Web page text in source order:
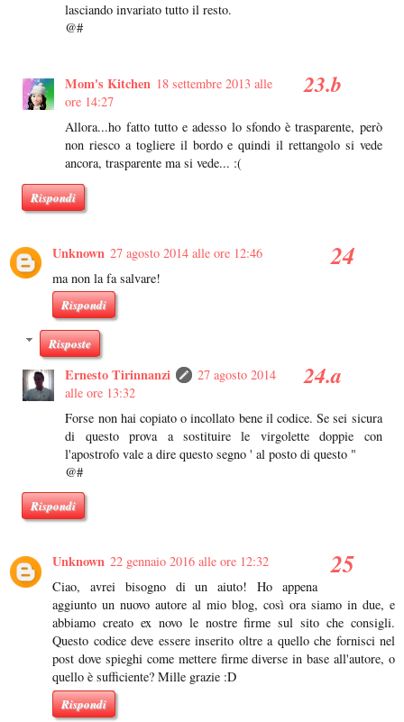
lasciando invariato tutto il resto.
@#
Mom's Kitchen 18 settembre 2013 alle
ore 14:27
Allora...ho fatto tutto e adesso lo sfondo è trasparente, però
non riesco a togliere il bordo e quindi il rettangolo si vede
ancora, trasparente ma si vede... :(
Rispondi
Unknown 27 agosto 2014 alle ore 12:46
ma non la fa salvare!
Rispondi
Risposte
Ernesto Tirinnanzi
27 agosto 2014
alle ore 13:32
Forse non hai copiato o incollato bene il codice. Se sei sicura
di questo prova a sostituire le virgolette doppie con
l'apostrofo vale a dire questo segno ' al posto di questo "
@#
Rispondi
Unknown 22 gennaio 2016 alle ore 12:32
Ciao, avrei bisogno di un aiuto! Ho appena
aggiunto un nuovo autore al mio blog, così ora siamo in due, e
abbiamo creato ex novo le nostre firme sul sito che consigli.
Questo codice deve essere inserito oltre a quello che fornisci nel
post dove spieghi come mettere firme diverse in base all'autore, o
quello è sufficiente? Mille grazie :D
Rispondi